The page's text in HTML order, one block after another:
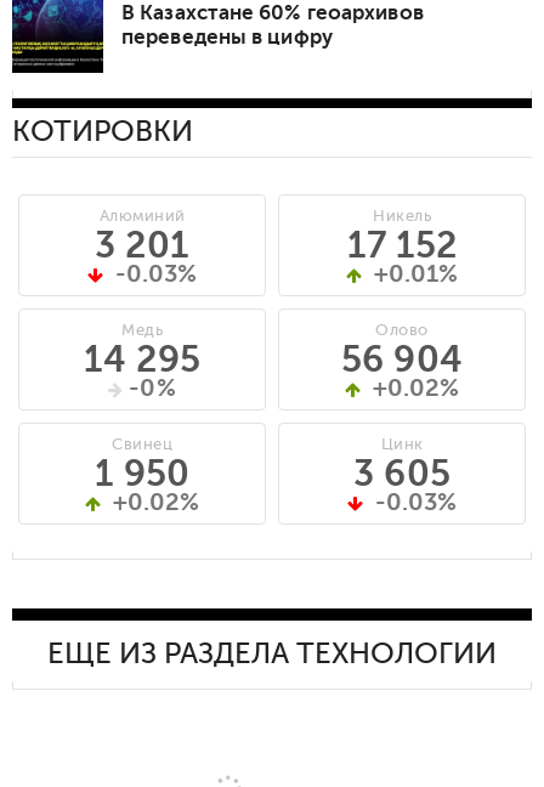
В Казахстане 60% геоархивов
переведены в цифру
КОТИРОВКИ
Алюминий
3 201
-0.03%
Медь
14 295
-0%
Свинец
1 950
+0.02%
Никель
17 152
+0.01%
Олово
56 904
+0.02%
Цинк
3 605
-0.03%
ЕЩЕ ИЗ РАЗДЕЛА ТЕХНОЛОГИИ